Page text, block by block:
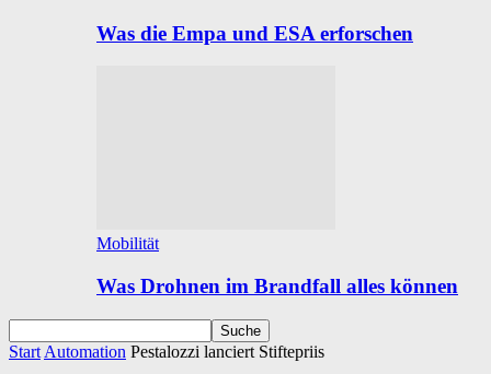
Was die Empa und ESA erforschen
Mobilität
Was Drohnen im Brandfall alles können
Start Automation Pestalozzi lanciert Stiftepriis